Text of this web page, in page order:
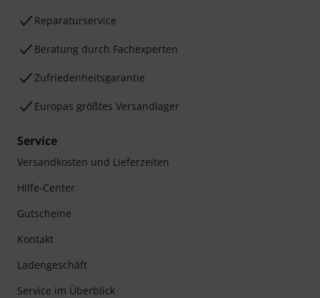
Reparaturservice
Beratung durch Fachexperten
Zufriedenheitsgarantie
Europas größtes Versandlager
Service
Versandkosten und Lieferzeiten
Hilfe-Center
Gutscheine
Kontakt
Ladengeschäft
Service im Überblick